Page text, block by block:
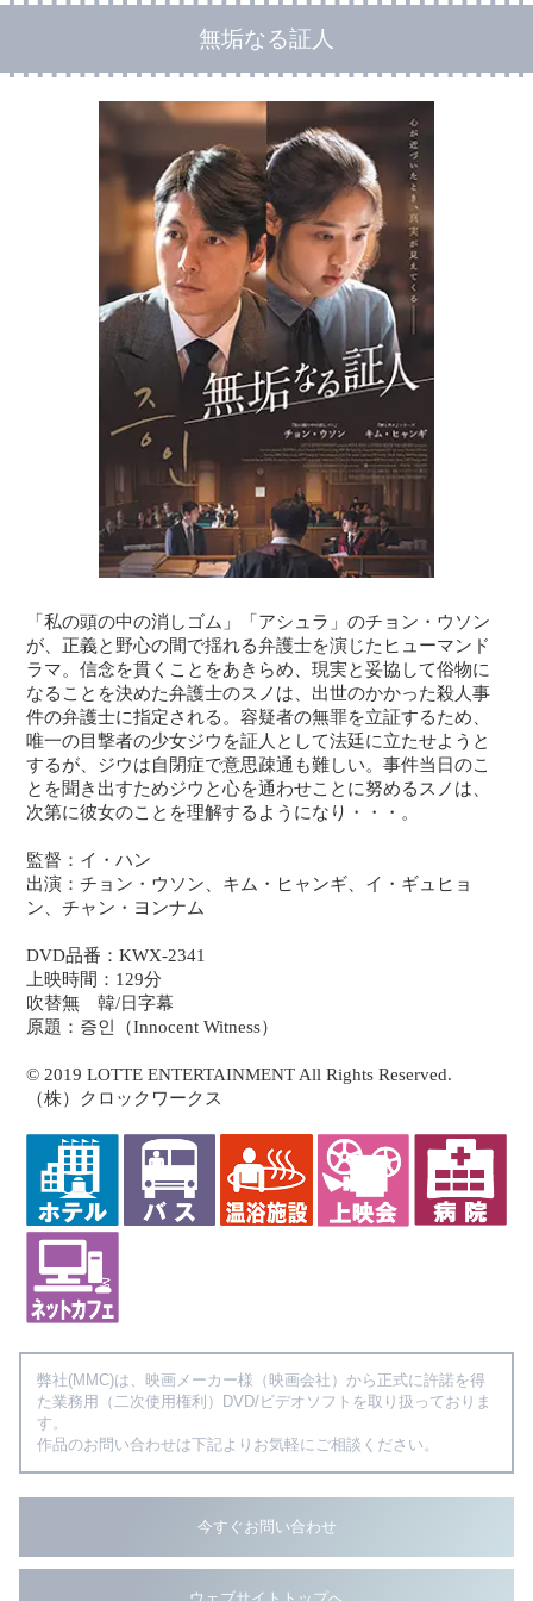
無垢なる証人
「私の頭の中の消しゴム」「アシュラ」のチョン・ウソン
が、正義と野心の間で揺れる弁護士を演じたヒューマンド
ラマ。信念を貫くことをあきらめ、現実と妥協して俗物に
なることを決めた弁護士のスノは、出世のかかった殺人事
件の弁護士に指定される。容疑者の無罪を立証するため、
唯一の目撃者の少女ジウを証人として法廷に立たせようと
するが、ジウは自閉症で意思疎通も難しい。事件当日のこ
とを聞き出すためジウと心を通わせことに努めるスノは、
次第に彼女のことを理解するようになり・・・。
監督：イ・ハン
出演：チョン・ウソン、キム・ヒャンギ、イ・ギュヒョ
ン、チャン・ヨンナム
DVD品番：KWX-2341
上映時間：129分
吹替無 韓/日字幕
原題：증인（Innocent Witness）
© 2019 LOTTE ENTERTAINMENT All Rights Reserved.
（株）クロックワークス
弊社(MMC)は、映画メーカー様（映画会社）から正式に許諾を得
た業務用（二次使用権利）DVD/ビデオソフトを取り扱っておりま
す。
作品のお問い合わせは下記よりお気軽にご相談ください。
今すぐお問い合わせ